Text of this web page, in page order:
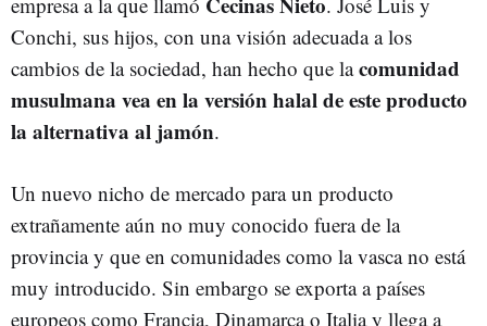
Conchi, sus hijos, con una visión adecuada a los
cambios de la sociedad, han hecho que lacomunidad
musulmana vea en la versión halal de este producto
la alternativa al jamón.
Un nuevo nicho de mercado para un producto
extrañamente aún no muy conocido fuera de la
provincia y que en comunidades como la vasca no está
muy introducido. Sin embargo se exporta a países
europeos como Francia, Dinamarca o Italia y llega a